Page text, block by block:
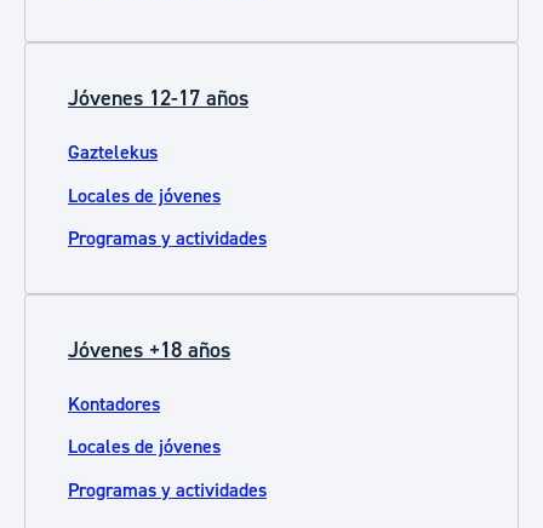
Jóvenes 12-17 años
Gaztelekus
Locales de jóvenes
Programas y actividades
Jóvenes +18 años
Kontadores
Locales de jóvenes
Programas y actividades